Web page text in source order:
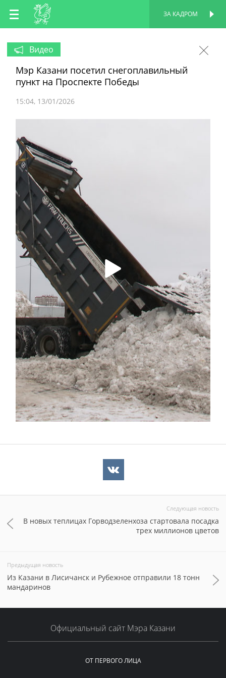
RU
EN
ЗА КАДРОМ
Видео
Мэр Казани посетил снегоплавильный
пункт на Проспекте Победы
15:04 13/01/2026
Следующая новость
В новых теплицах Горводзеленхоза стартовала посадка
трех миллионов цветов
Предыдущая новость
Из Казани в Лисичанск и Рубежное отправили 18 тонн
мандаринов
Официальный сайт Мэра Казани
ОТ ПЕРВОГО ЛИЦА
ПЕРСОНАЛЬНАЯ